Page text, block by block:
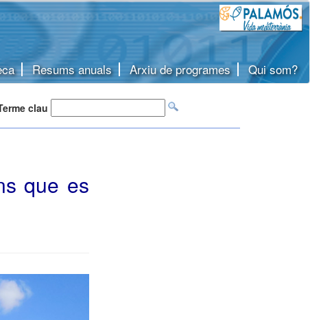
Resums anuals Arxiu de programes Qui som?
clau
que es